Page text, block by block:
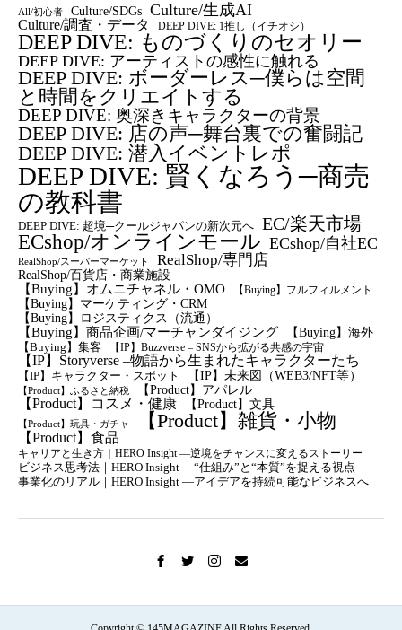
All/初心者 Culture/SDGs Culture/生成AI
Culture/調査・データ DEEP DIVE: 1推し（イチオシ）
DEEP DIVE: ものづくりのセオリー
DEEP DIVE: アーティストの感性に触れる
DEEP DIVE: ボーダーレス─僕らは空間
と時間をクリエイトする
DEEP DIVE: 奥深きキャラクターの背景
DEEP DIVE: 店の声─舞台裏での奮闘記
DEEP DIVE: 潜入イベントレポ
DEEP DIVE: 賢くなろう─商売
の教科書
DEEP DIVE: 超境─クールジャパンの新次元へ EC/楽天市場
ECshop/オンラインモール ECshop/自社EC
RealShop/スーパーマーケット RealShop/専門店
RealShop/百貨店・商業施設
【Buying】オムニチャネル・OMO
【Buying】フルフィルメント
【Buying】マーケティング・CRM
【buying】ロジスティクス（流通）
【Buying】商品企画/マーチャンダイジング 【Buying】海外
【Buying】集客 【IP】Buzzverse – SNSから拡がる共感の宇宙
【IP】Storyverse –物語から生まれたキャラクターたち
【IP】キャラクター・スポット 【IP】未来図（WEB3/NFT等）
【Product】ふるさと納税 【Product】アパレル
【Product】コスメ・健康 【Product】文具
【Product】玩具・ガチャ 【Product】雑貨・小物
【Product】食品
キャリアと生き方｜HERO Insight —逆境をチャンスに変えるストーリー
ビジネス思考法｜HERO Insight —“仕組み”と“本質”を捉える視点
事業化のリアル｜HERO Insight —アイデアを持続可能なビジネスへ